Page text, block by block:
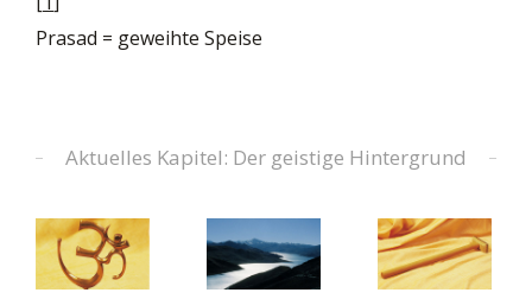
Prasad = geweihte Speise
Aktuelles Kapitel: Der geistige Hintergrund